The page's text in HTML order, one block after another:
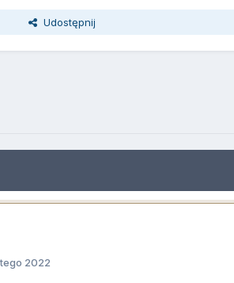
Udostępnij
2022